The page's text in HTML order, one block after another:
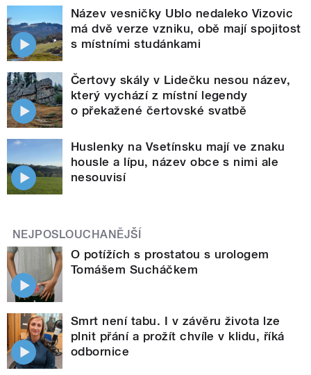
Název vesničky Ublo nedaleko Vizovic
má dvě verze vzniku, obě mají spojitost
s místními studánkami
Čertovy skály v Lidečku nesou název,
který vychází z místní legendy
o překažené čertovské svatbě
Huslenky na Vsetínsku mají ve znaku
housle a lípu, název obce s nimi ale
nesouvisí
NEJPOSLOUCHANĚJŠÍ
O potížích s prostatou s urologem
Tomášem Sucháčkem
Smrt není tabu. I v závěru života lze
plnit přání a prožít chvíle v klidu, říká
odbornice